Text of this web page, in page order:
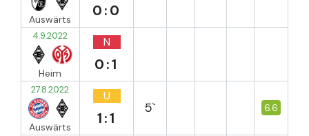
Auswärts 0:0
4.9.2022
Heim
N
0:1
27.8.2022
Auswärts
U
1:1
5` 6.6